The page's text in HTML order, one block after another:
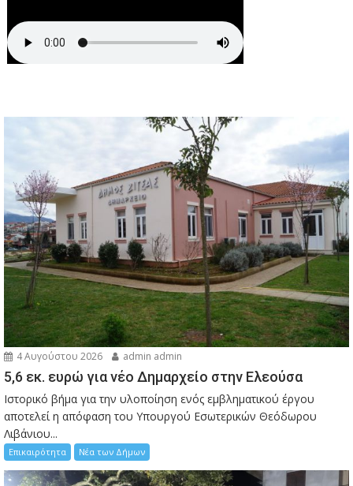
4 Αυγούστου 2026 admin admin
5,6 εκ. ευρώ για νέο Δημαρχείο στην Ελεούσα
Ιστορικό βήμα για την υλοποίηση ενός εμβληματικού έργου
αποτελεί η απόφαση του Υπουργού Εσωτερικών Θεόδωρου
Λιβάνιου...
Επικαιρότητα Νέα των Δήμων